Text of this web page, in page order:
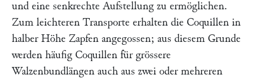
und eine senkrechte Aufstellung zu ermöglichen.
Zum leichteren Transporte erhalten die Coquillen in
halber Höhe Zapfen angegossen; aus diesem Grunde
werden häufig Coquillen für grössere
Walzenbundlängen auch aus zwei oder mehreren